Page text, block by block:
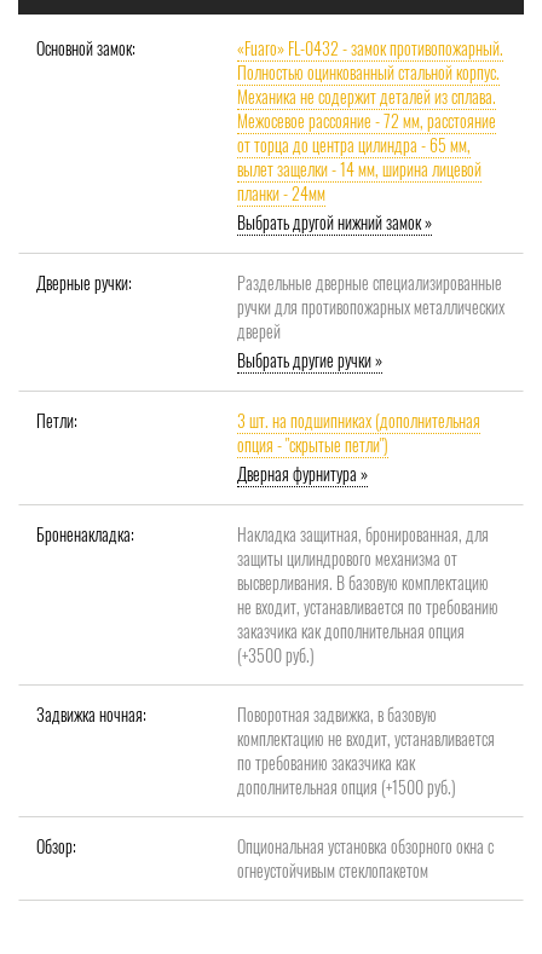
Основной замок:
«Fuaro» FL-0432 - замок противопожарный.
Полностью оцинкованный стальной корпус.
Механика не содержит деталей из сплава.
Межосевое рассояние - 72 мм, расстояние
от торца до центра цилиндра - 65 мм,
вылет защелки - 14 мм, ширина лицевой
планки - 24мм
Выбрать другой нижний замок »
Дверные ручки:
Раздельные дверные специализированные
ручки для противопожарных металлических
дверей
Выбрать другие ручки »
Петли:
3 шт. на подшипниках (дополнительная
опция - "скрытые петли")
Дверная фурнитура »
Броненакладка:
Накладка защитная, бронированная, для
защиты цилиндрового механизма от
высверливания. В базовую комплектацию
не входит, устанавливается по требованию
заказчика как дополнительная опция
(+3500 руб.)
Задвижка ночная:
Поворотная задвижка, в базовую
комплектацию не входит, устанавливается
по требованию заказчика как
дополнительная опция (+1500 руб.)
Обзор:
Опциональная установка обзорного окна с
огнеустойчивым стеклопакетом